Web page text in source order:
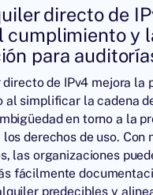
directo de
cumplimiento y
para
de IPv4 mejora la
al simplificar la cadena
en torno a la
derechos de uso. Con
las organizaciones
fácilmente
predecibles y